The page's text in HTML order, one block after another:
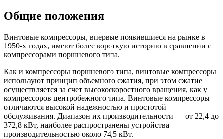
Общие положения
Винтовые компрессоры, впервые появившиеся на рынке в
1950-х годах, имеют более короткую историю в сравнении с
компрессорами поршневого типа.
Как и компрессоры поршневого типа, винтовые компрессоры
используют принцип объемного сжатия, при этом сжатие
осуществляется за счет высокоскоростного вращения, как у
компрессоров центробежного типа. Винтовые компрессоры
отличаются высокой надежностью и простотой
обслуживания. Диапазон их производительности — от 22,4 до
372,8 кВт, наиболее распространены устройства
производительностью около 74,5 кВт.